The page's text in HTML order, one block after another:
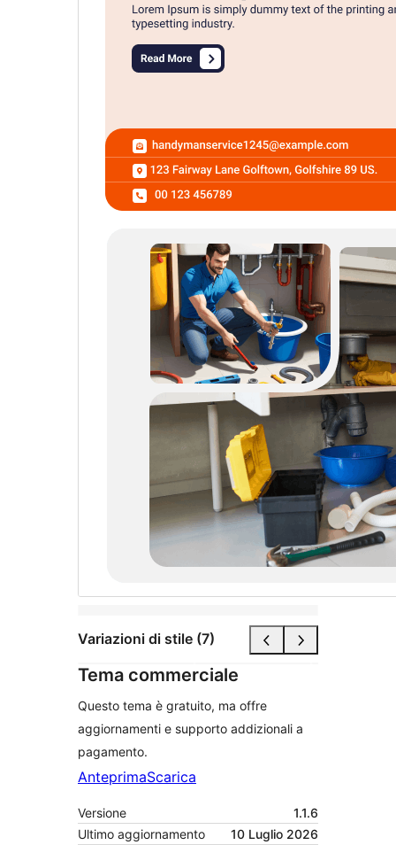
Variazioni di stile (7)
Tema commerciale
Questo tema è gratuito, ma offre
aggiornamenti e supporto addizionali a
pagamento.
AnteprimaScarica
Versione
1.1.6
Ultimo aggiornamento
10 Luglio 2026